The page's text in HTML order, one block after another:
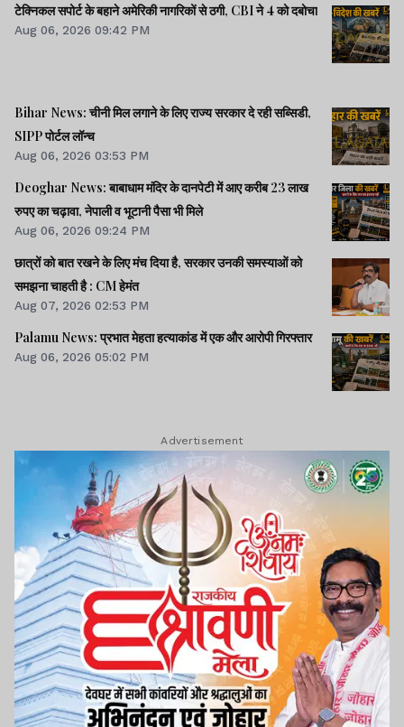
टेक्निकल सपोर्ट के बहाने अमेरिकी नागरिकों से ठगी, CBI ने 4 को दबोचा
Aug 06, 2026 09:42 PM
Bihar News: चीनी मिल लगाने के लिए राज्य सरकार दे रही सब्सिडी,
SIPP पोर्टल लॉन्च
Aug 06, 2026 03:53 PM
Deoghar News: बाबाधाम मंदिर के दानपेटी में आए करीब 23 लाख
रुपए का चढ़ावा, नेपाली व भूटानी पैसा भी मिले
Aug 06, 2026 09:24 PM
छात्रों को बात रखने के लिए मंच दिया है, सरकार उनकी समस्याओं को
समझना चाहती है : CM हेमंत
Aug 07, 2026 02:53 PM
Palamu News: प्रभात मेहता हत्याकांड में एक और आरोपी गिरफ्तार
Aug 06, 2026 05:02 PM
Advertisement